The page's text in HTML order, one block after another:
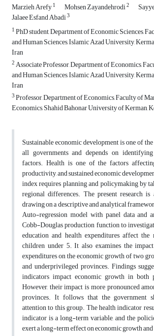
Marzieh Arefy1 Mohsen Zayandehrodi2
Jalaee Esfand Abadi3
1PhD student, Department of Economic Sciences,
and Human Sciences, Islamic Azad University,
Iran
2Associate Professor, Department of Economics,
and Human Sciences, Islamic Azad University,
Iran
3Professor, Department of Economics, Faculty of
Economics, Shahid Bahonar University of Kerman,
Sustainable economic development is one of
all governments and depends on
factors. Health is one of the factors
productivity, and sustained economic
index requires planning and policymaking by
regional differences. The present research
drawing on a descriptive and analytical
Auto-regression model with panel data and
Cobb-Douglas production function to
education and health expenditures affect
children under 5. It also examines the
expenditures on the economic growth of two
and underprivileged provinces. Findings
indicators impact economic growth in both
However, their impact is more pronounced
provinces. It follows that the government
attention to this group. The health indicator
indicator is a long-term variable, and the
exert a long-term effect on economic growth